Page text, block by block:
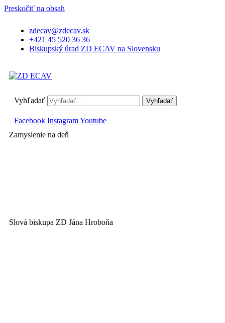
Preskočiť na obsah
zdecav@zdecav.sk
+421 45 520 36 36
Biskupský úrad ZD ECAV na Slovensku
Vyhľadať Vyhľadať
Facebook InstagramYoutube
Zamyslenie na deň
Slová biskupa ZD Jána Hroboňa